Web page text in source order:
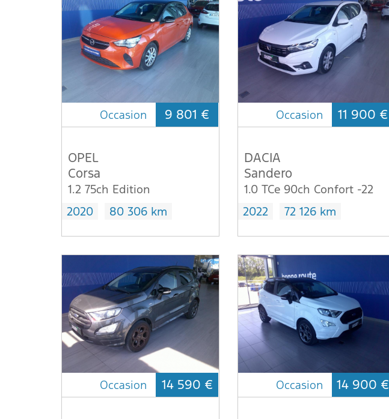
Occasion 9 801 €
OPEL
Corsa
1.2 75ch Edition
2020
80 306 km
Occasion 11 900 €
DACIA
Sandero
1.0 TCe 90ch Confort -22
2022
72 126 km
Occasion 14 590 € Occasion 14 900 €